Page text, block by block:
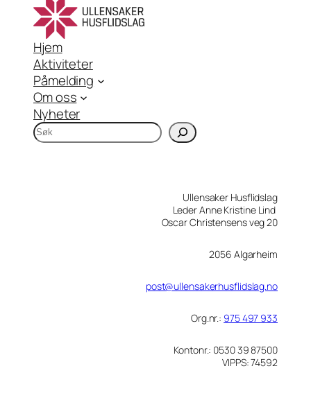
velges
på
Hjem
Aktiviteter
Påmelding
Om oss
Nyheter
S
ø
Ullensaker Husflidslag
Leder Anne Kristine Lind
Oscar Christensens veg 20
2056 Algarheim
post@ullensakerhusflidslag.no
Org.nr.: 975 497 933
Kontonr.: 0530 39 87500
VIPPS: 74592